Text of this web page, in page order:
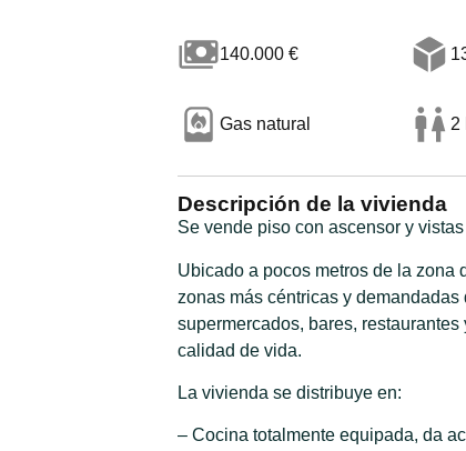
140.000 €
Gas natural 2
Descripción de la vivienda
Se vende piso con ascensor y
Ubicado a pocos metros de la zona
zonas más céntricas y
supermercados, bares,
calidad de vida.
La vivienda se distribuye en:
– Cocina totalmente equipada, da